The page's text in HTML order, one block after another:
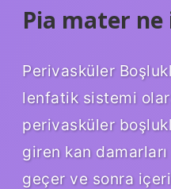
Pia mater ne
Perivasküler
lenfatik sistemi
perivasküler
giren kan
geçer ve sonra